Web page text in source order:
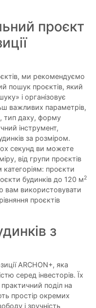
проєкт
ми рекомендуємо
пошук проєктів, який
і організовує
важливих параметрів,
тип даху, форму
інструмент,
за розміром.
секунд ви можете
від групи проєктів
проєкти
будинків до 120 м2
вам використовувати
проєктів
з
ARCHON+, яка
серед інвесторів. Їх
поділ на
простір окремих
і зручність